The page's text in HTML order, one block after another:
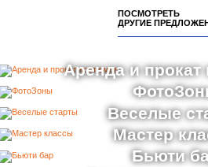
ПОСМОТРЕТЬ
ДРУГИЕ
Аренда и
Веселые
Мастер
Бьюти